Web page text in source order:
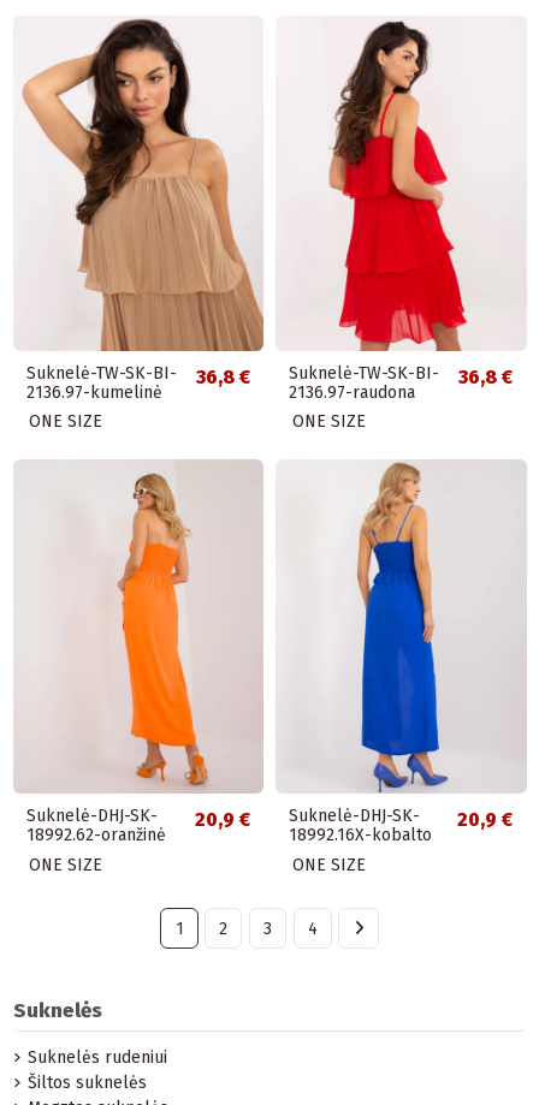
Suknelė-TW-SK-BI-
2136.97-kumelinė
36,8 €
ONE SIZE
Suknelė-TW-SK-BI-
2136.97-raudona
36,8 €
ONE SIZE
Suknelė-DHJ-SK-
18992.62-oranžinė
20,9 €
ONE SIZE
Suknelė-DHJ-SK-
18992.16X-kobalto
20,9 €
ONE SIZE
1 2 3 4
Suknelės
Suknelės rudeniui
Šiltos suknelės